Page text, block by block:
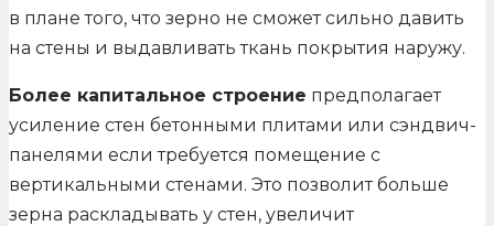
в плане того, что зерно не сможет сильно давить
на стены и выдавливать ткань покрытия наружу.
Более капитальное строение предполагает
усиление стен бетонными плитами или сэндвич-
панелями если требуется помещение с
вертикальными стенами. Это позволит больше
зерна раскладывать у стен, увеличит